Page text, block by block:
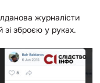
журналісти
зі зброєю у руках.